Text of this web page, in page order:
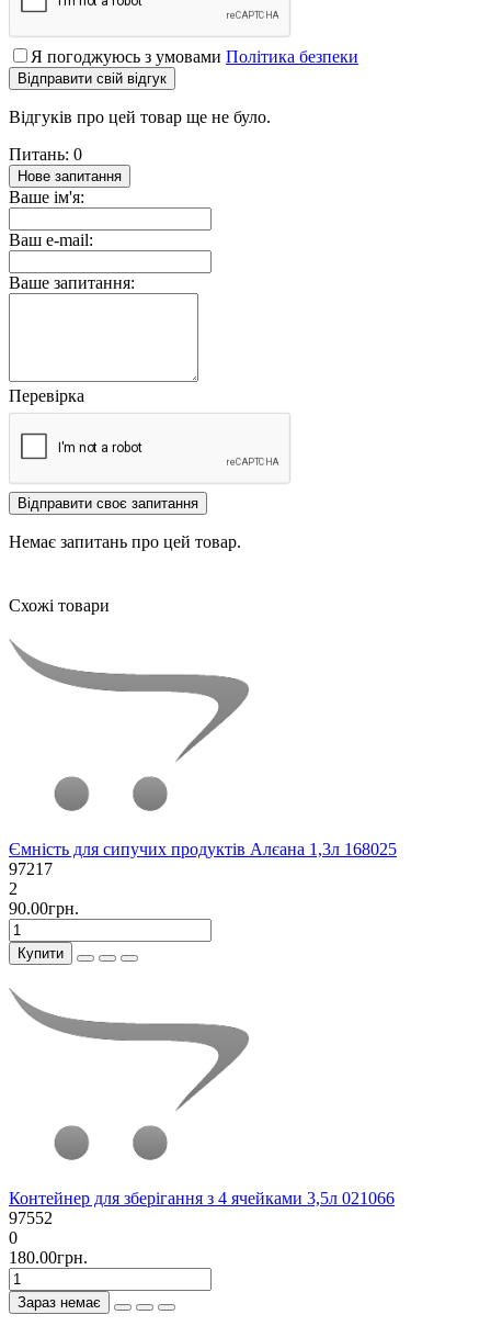
Я погоджуюсь з умовами Політика безпеки
Відправити свій відгук
Відгуків про цей товар ще не було.
Питань: 0
Нове запитання
Ваше ім'я:
Ваш e-mail:
Ваше запитання:
Перевірка
Відправити своє запитання
Немає запитань про цей товар.
Схожі товари
Ємність для сипучих продуктів Алєана 1,3л 168025
97217
2
90.00грн.
Купити
Контейнер для зберігання з 4 ячейками 3,5л 021066
97552
0
180.00грн.
Зараз немає